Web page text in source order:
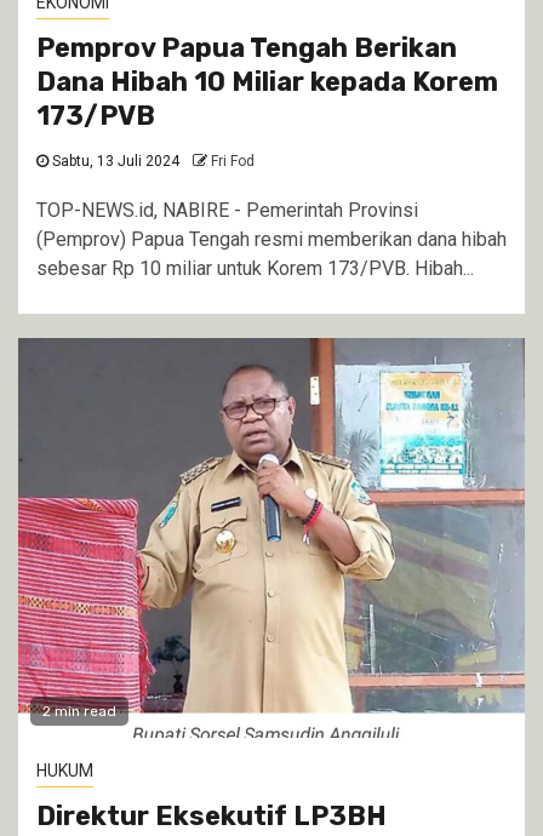
Pemprov Papua Tengah Berikan
Dana Hibah 10 Miliar kepada Korem
173/PVB
Sabtu, 13 Juli 2024 Fri Fod
TOP-NEWS.id, NABIRE - Pemerintah Provinsi
(Pemprov) Papua Tengah resmi memberikan dana hibah
sebesar Rp 10 miliar untuk Korem 173/PVB. Hibah...
2 min read
HUKUM
Direktur Eksekutif LP3BH